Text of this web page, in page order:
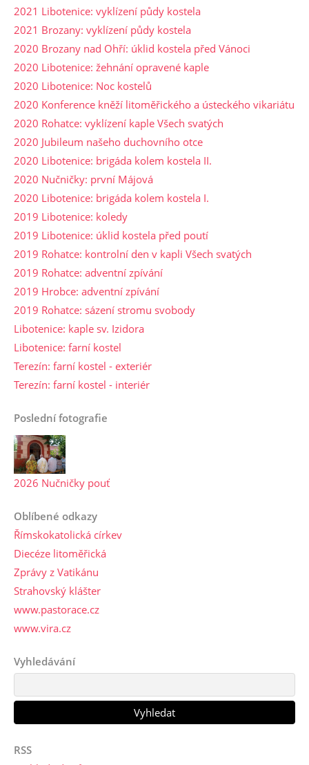
2021 Libotenice: vyklízení půdy kostela
2021 Brozany: vyklízení půdy kostela
2020 Brozany nad Ohří: úklid kostela před Vánoci
2020 Libotenice: žehnání opravené kaple
2020 Libotenice: Noc kostelů
2020 Konference kněží litoměřického a ústeckého vikariátu
2020 Rohatce: vyklízení kaple Všech svatých
2020 Jubileum našeho duchovního otce
2020 Libotenice: brigáda kolem kostela II.
2020 Nučničky: první Májová
2020 Libotenice: brigáda kolem kostela I.
2019 Libotenice: koledy
2019 Libotenice: úklid kostela před poutí
2019 Rohatce: kontrolní den v kapli Všech svatých
2019 Rohatce: adventní zpívání
2019 Hrobce: adventní zpívání
2019 Rohatce: sázení stromu svobody
Libotenice: kaple sv. Izidora
Libotenice: farní kostel
Terezín: farní kostel - exteriér
Terezín: farní kostel - interiér
Poslední fotografie
2026 Nučničky pouť
Oblíbené odkazy
Římskokatolická církev
Diecéze litoměřická
Zprávy z Vatikánu
Strahovský klášter
www.pastorace.cz
www.vira.cz
Vyhledávání
RSS